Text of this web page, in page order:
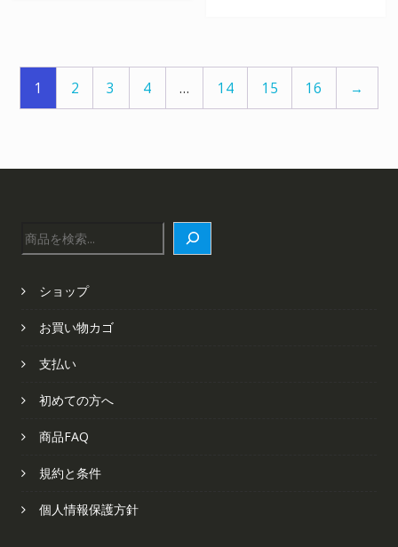
た。
す。
し
た。
で
す。
1 2 3 4 … 14 15 16 →
検
索
ショップ
お買い物カゴ
支払い
初めての方へ
商品FAQ
規約と条件
個人情報保護方針